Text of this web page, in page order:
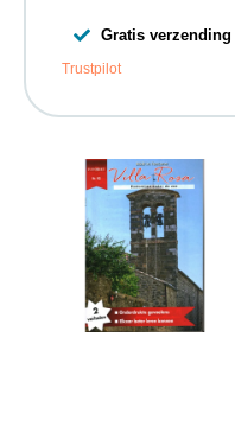
Gratis verzending
Trustpilot